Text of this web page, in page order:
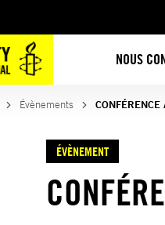
NOUS
Évènements
ÉVÈNEMENT